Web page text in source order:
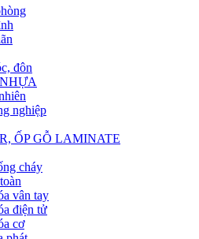
đôn
nghiệp
ỐP GỖ LAMINATE
cháy
vân tay
điện tử
cơ